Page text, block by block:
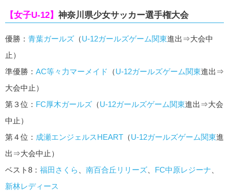
【女子U-12】 神奈川県少女サッカー選手権大会
優勝： 青葉ガールズ （U-12ガールズゲーム関東進出⇒大会中
止）
準優勝： AC等々力マーメイド （U-12ガールズゲーム関東進出⇒
大会中止）
第３位： FC厚木ガールズ （U-12ガールズゲーム関東進出⇒大会
中止）
第４位： 成瀬エンジェルスHEART （U-12ガールズゲーム関東進
出⇒大会中止）
ベスト8： 福田さくら 南百合丘リリーズ FC中原レジーナ
新林レディース